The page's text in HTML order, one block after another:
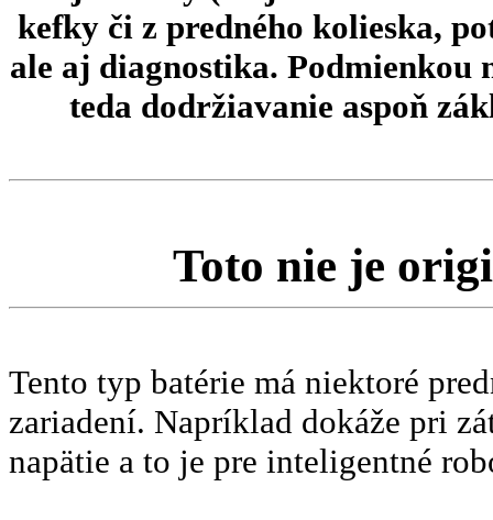
kefky či z predného kolieska,
ale aj diagnostika. Podmienkou
teda dodržiavanie aspoň
Toto nie je
Tento typ batérie má niektoré
zariadení. Napríklad dokáže pri
napätie a to je pre inteligentné